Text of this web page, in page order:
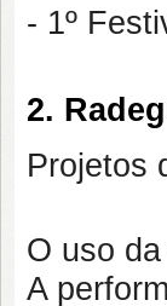
- 1º
2.
Projetos
O uso
A